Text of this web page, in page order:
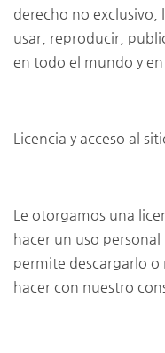
derecho no exclusivo,
usar, reproducir,
en todo el mundo y
Licencia y acceso al
Le otorgamos una
hacer un uso
permite descargarlo o
hacer con nuestro